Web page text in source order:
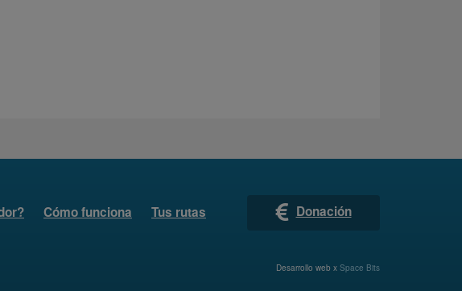
Cómo funciona Tus rutas Donación
Desarrollo web x Space Bits